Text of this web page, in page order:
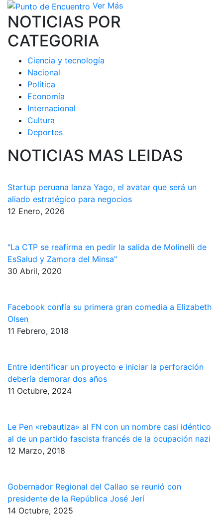
Ver Más
NOTICIAS POR
CATEGORIA
Ciencia y tecnología
Nacional
Política
Economía
Internacional
Cultura
Deportes
NOTICIAS MAS LEIDAS
Startup peruana lanza Yago, el avatar que será un
aliado estratégico para negocios
12 Enero, 2026
"La CTP se reafirma en pedir la salida de Molinelli de
EsSalud y Zamora del Minsa"
30 Abril, 2020
Facebook confía su primera gran comedia a Elizabeth
Olsen
11 Febrero, 2018
Entre identificar un proyecto e iniciar la perforación
debería demorar dos años
11 Octubre, 2024
Le Pen «rebautiza» al FN con un nombre casi idéntico
al de un partido fascista francés de la ocupación nazi
12 Marzo, 2018
Gobernador Regional del Callao se reunió con
presidente de la República José Jerí
14 Octubre, 2025